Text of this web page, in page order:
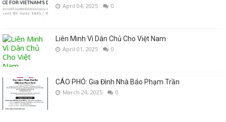
April 04, 2025 0
Liên Minh Vì Dân Chủ Cho Việt Nam
April 01, 2025 0
CÁO PHÓ: Gia Đình Nhà Báo Phạm Trần
March 24, 2025 0